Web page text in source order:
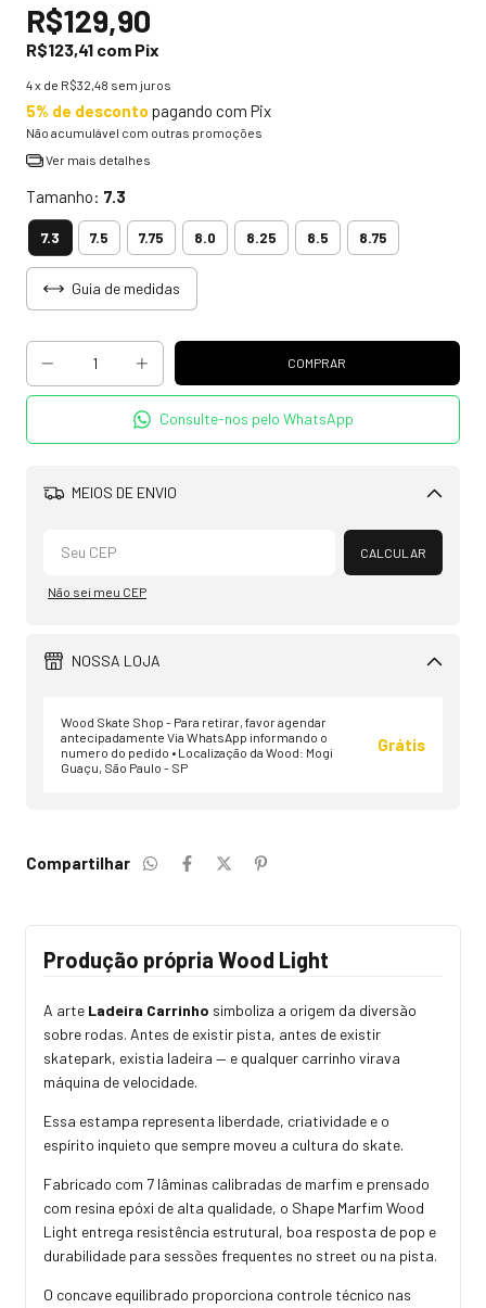
R$129,90
R$123,41 com Pix
4x de R$32,48 sem juros
5% de desconto pagando com Pix
Não acumulável com outras promoções
Ver mais detalhes
Tamanho: 7.3
7.3 7.5 7.75 8.0 8.25 8.5 8.75
Guia de medidas
Consulte-nos pelo WhatsApp
MEIOS DE ENVIO
Alterar CEP
CALCULAR
Não sei meu CEP
NOSSA LOJA
Wood Skate Shop - Para retirar, favor agendar
antecipadamente Via WhatsApp informando o
numero do pedido • Localização da Wood: Mogi
Guaçu, São Paulo - SP
Grátis
Compartilhar
Produção própria Wood Light
A arte Ladeira Carrinho simboliza a origem da diversão
sobre rodas. Antes de existir pista, antes de existir
skatepark, existia ladeira — e qualquer carrinho virava
máquina de velocidade.
Essa estampa representa liberdade, criatividade e o
espírito inquieto que sempre moveu a cultura do skate.
Fabricado com 7 lâminas calibradas de marfim e prensado
com resina epóxi de alta qualidade, o Shape Marfim Wood
Light entrega resistência estrutural, boa resposta de pop e
durabilidade para sessões frequentes no street ou na pista.
O concave equilibrado proporciona controle técnico nas